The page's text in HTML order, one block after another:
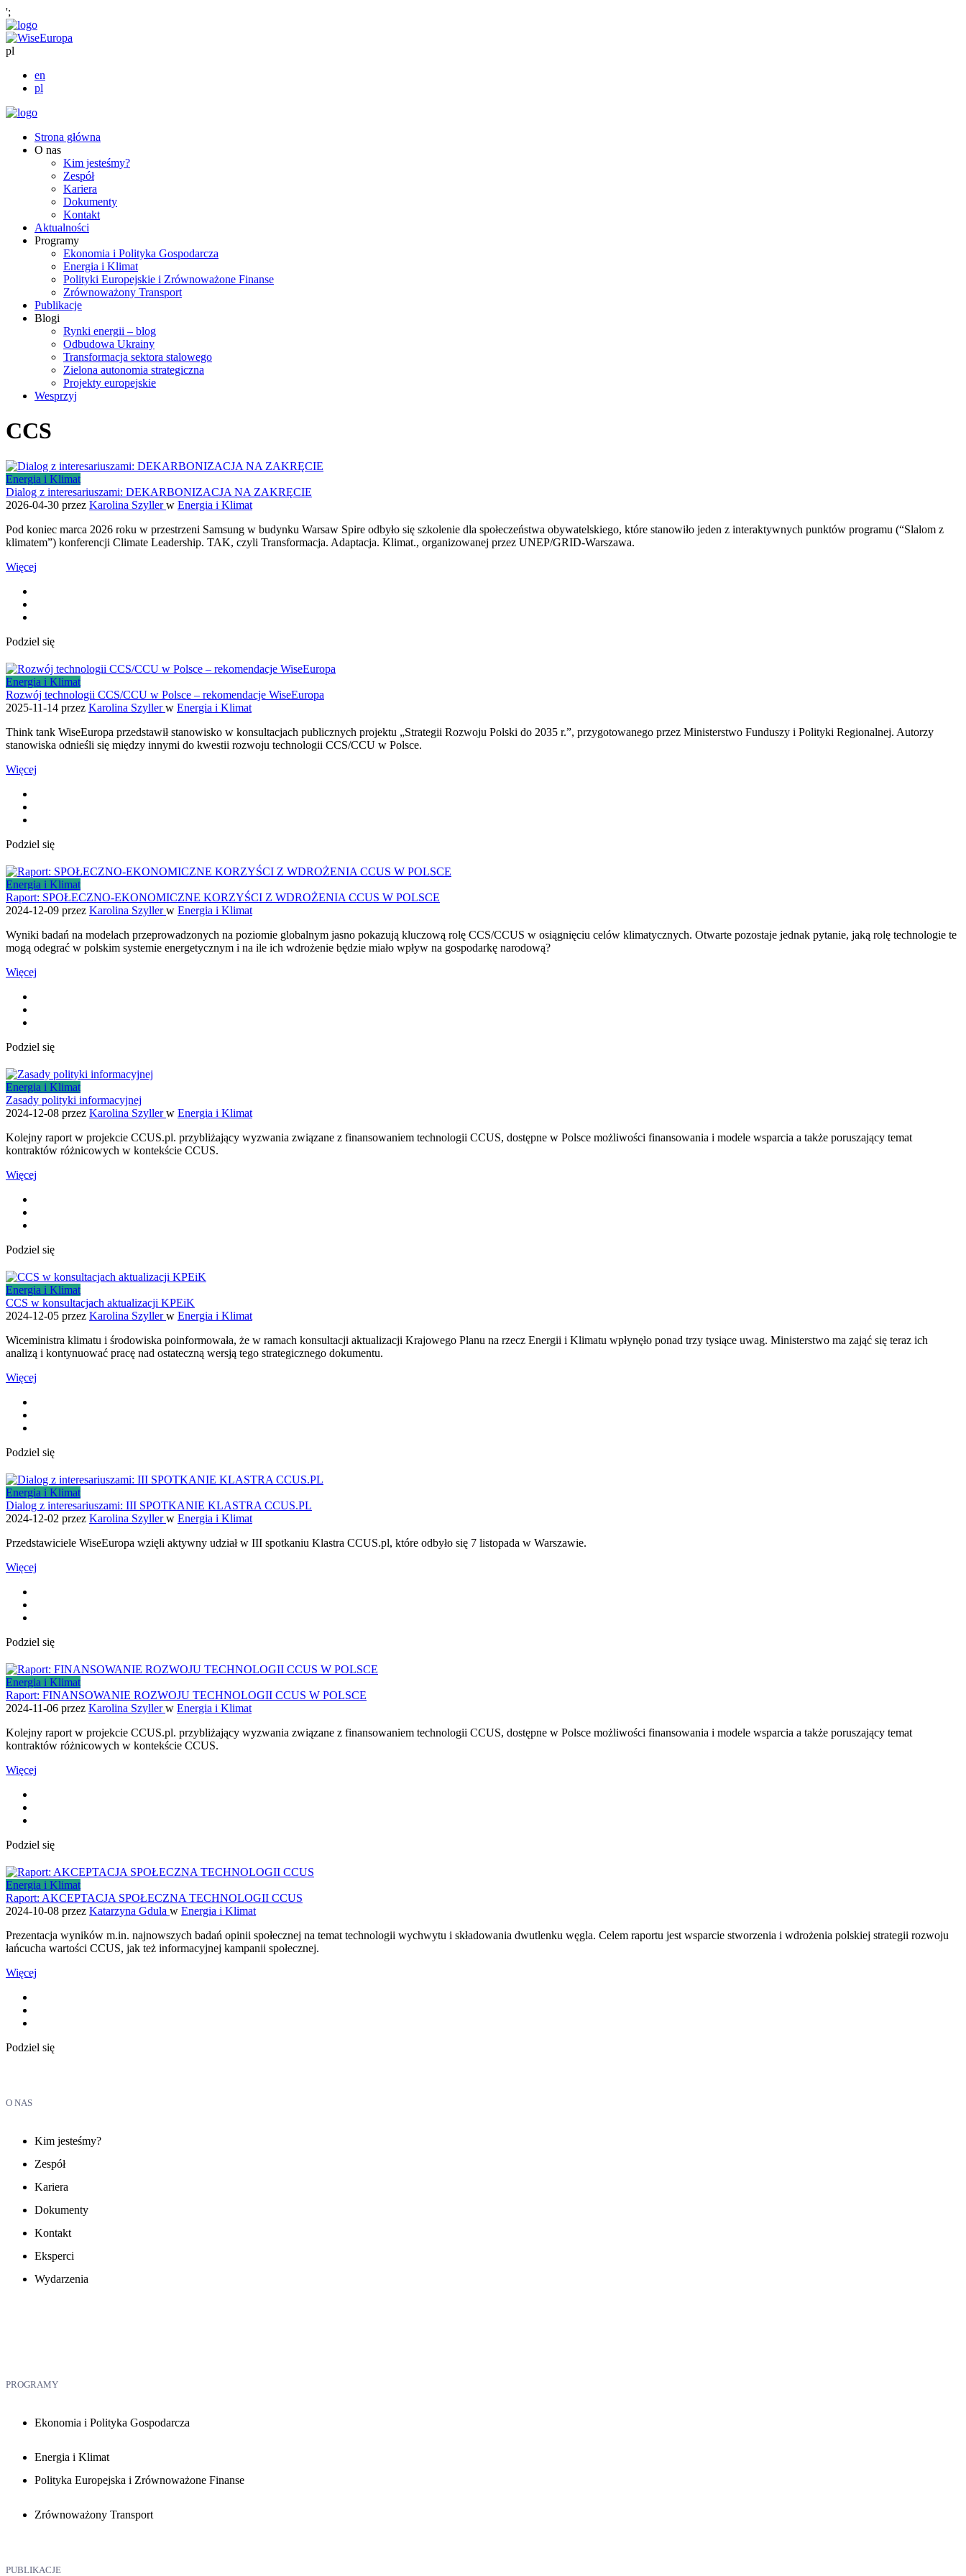
';
pl
en
pl
Strona główna
O nas
Kim jesteśmy?
Zespół
Kariera
Dokumenty
Kontakt
Aktualności
Programy
Ekonomia i Polityka Gospodarcza
Energia i Klimat
Polityki Europejskie i Zrównoważone Finanse
Zrównoważony Transport
Publikacje
Blogi
Rynki energii – blog
Odbudowa Ukrainy
Transformacja sektora stalowego
Zielona autonomia strategiczna
Projekty europejskie
Wesprzyj
CCS
Energia i Klimat
Dialog z interesariuszami: DEKARBONIZACJA NA ZAKRĘCIE
2026-04-30 przez Karolina Szyllerw Energia i Klimat
Pod koniec marca 2026 roku w przestrzeni Samsung w budynku Warsaw Spire odbyło się szkolenie dla społeczeństwa obywatelskiego, które stanowiło jeden z interaktywnych punktów programu (“Slalom z
klimatem”) konferencji Climate Leadership. TAK, czyli Transformacja. Adaptacja. Klimat., organizowanej przez UNEP/GRID-Warszawa.
Więcej
Podziel się
Energia i Klimat
Rozwój technologii CCS/CCU w Polsce – rekomendacje WiseEuropa
2025-11-14 przez Karolina Szyllerw Energia i Klimat
Think tank WiseEuropa przedstawił stanowisko w konsultacjach publicznych projektu „Strategii Rozwoju Polski do 2035 r.”, przygotowanego przez Ministerstwo Funduszy i Polityki Regionalnej. Autorzy
stanowiska odnieśli się między innymi do kwestii rozwoju technologii CCS/CCU w Polsce.
Więcej
Podziel się
Energia i Klimat
Raport: SPOŁECZNO-EKONOMICZNE KORZYŚCI Z WDROŻENIA CCUS W POLSCE
2024-12-09 przez Karolina Szyllerw Energia i Klimat
Wyniki badań na modelach przeprowadzonych na poziomie globalnym jasno pokazują kluczową rolę CCS/CCUS w osiągnięciu celów klimatycznych. Otwarte pozostaje jednak pytanie, jaką rolę technologie te
mogą odegrać w polskim systemie energetycznym i na ile ich wdrożenie będzie miało wpływ na gospodarkę narodową?
Więcej
Podziel się
Energia i Klimat
Zasady polityki informacyjnej
2024-12-08 przez Karolina Szyllerw Energia i Klimat
Kolejny raport w projekcie CCUS.pl. przybliżający wyzwania związane z finansowaniem technologii CCUS, dostępne w Polsce możliwości finansowania i modele wsparcia a także poruszający temat
kontraktów różnicowych w kontekście CCUS.
Więcej
Podziel się
Energia i Klimat
CCS w konsultacjach aktualizacji KPEiK
2024-12-05 przez Karolina Szyllerw Energia i Klimat
Wiceministra klimatu i środowiska poinformowała, że w ramach konsultacji aktualizacji Krajowego Planu na rzecz Energii i Klimatu wpłynęło ponad trzy tysiące uwag. Ministerstwo ma zająć się teraz ich
analizą i kontynuować pracę nad ostateczną wersją tego strategicznego dokumentu.
Więcej
Podziel się
Energia i Klimat
Dialog z interesariuszami: III SPOTKANIE KLASTRA CCUS.PL
2024-12-02 przez Karolina Szyllerw Energia i Klimat
Przedstawiciele WiseEuropa wzięli aktywny udział w III spotkaniu Klastra CCUS.pl, które odbyło się 7 listopada w Warszawie.
Więcej
Podziel się
Energia i Klimat
Raport: FINANSOWANIE ROZWOJU TECHNOLOGII CCUS W POLSCE
2024-11-06 przez Karolina Szyllerw Energia i Klimat
Kolejny raport w projekcie CCUS.pl. przybliżający wyzwania związane z finansowaniem technologii CCUS, dostępne w Polsce możliwości finansowania i modele wsparcia a także poruszający temat
kontraktów różnicowych w kontekście CCUS.
Więcej
Podziel się
Energia i Klimat
Raport: AKCEPTACJA SPOŁECZNA TECHNOLOGII CCUS
2024-10-08 przez Katarzyna Gdula w Energia i Klimat
Prezentacja wyników m.in. najnowszych badań opinii społecznej na temat technologii wychwytu i składowania dwutlenku węgla. Celem raportu jest wsparcie stworzenia i wdrożenia polskiej strategii rozwoju
łańcucha wartości CCUS, jak też informacyjnej kampanii społecznej.
Więcej
Podziel się
O NAS
Kim jesteśmy?
Zespół
Kariera
Dokumenty
Kontakt
Eksperci
Wydarzenia
PROGRAMY
Ekonomia i Polityka Gospodarcza
Energia i Klimat
Polityka Europejska i Zrównoważone Finanse
Zrównoważony Transport
PUBLIKACJE